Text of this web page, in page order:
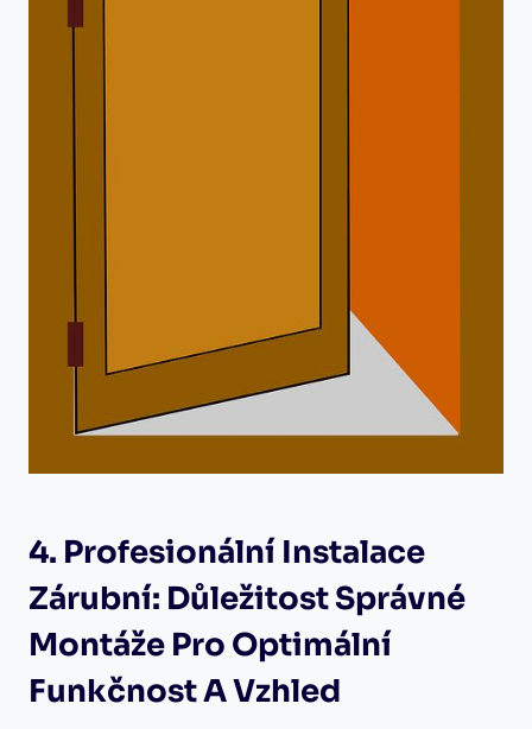
4. Profesionální Instalace
Zárubní: Důležitost Správné
Montáže Pro Optimální
Funkčnost A Vzhled